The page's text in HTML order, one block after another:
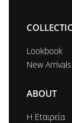
Lookbook
New Arrivals
ABOUT
Η Εtαιρεία